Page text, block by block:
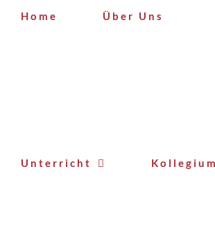
Home Über Uns
Unterricht Kollegium